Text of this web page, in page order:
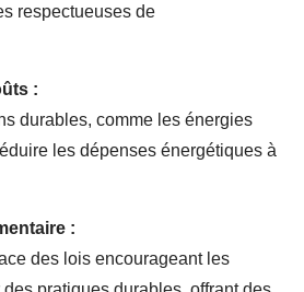
respectueuses de
:
durables, comme les énergies
les dépenses énergétiques à
:
des lois encourageant les